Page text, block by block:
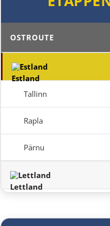
OSTROUTE
Estland
Tallinn
Rapla
Pärnu
Lettland